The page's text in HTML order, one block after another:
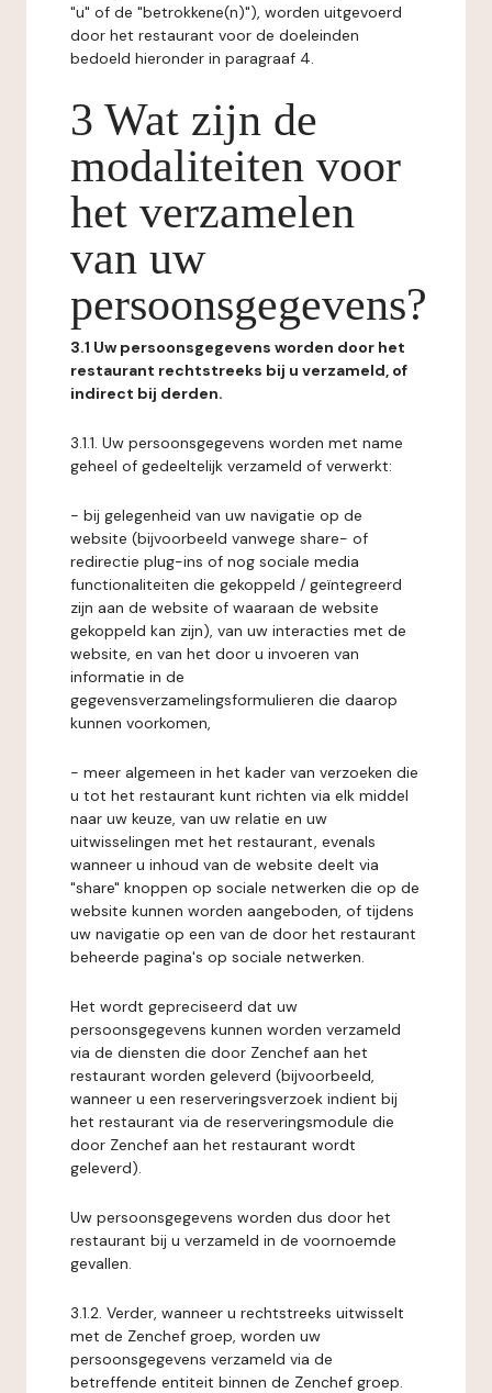
"u" of de "betrokkene(n)"), worden uitgevoerd
door het restaurant voor de doeleinden
bedoeld hieronder in paragraaf 4.
3 Wat zijn de
modaliteiten voor
het verzamelen
van uw
persoonsgegevens?
3.1 Uw persoonsgegevens worden door het
restaurant rechtstreeks bij u verzameld, of
indirect bij derden.
3.1.1. Uw persoonsgegevens worden met name
geheel of gedeeltelijk verzameld of verwerkt:
- bij gelegenheid van uw navigatie op de
website (bijvoorbeeld vanwege share- of
redirectie plug-ins of nog sociale media
functionaliteiten die gekoppeld / geïntegreerd
zijn aan de website of waaraan de website
gekoppeld kan zijn), van uw interacties met de
website, en van het door u invoeren van
informatie in de
gegevensverzamelingsformulieren die daarop
kunnen voorkomen,
- meer algemeen in het kader van verzoeken die
u tot het restaurant kunt richten via elk middel
naar uw keuze, van uw relatie en uw
uitwisselingen met het restaurant, evenals
wanneer u inhoud van de website deelt via
"share" knoppen op sociale netwerken die op de
website kunnen worden aangeboden, of tijdens
uw navigatie op een van de door het restaurant
beheerde pagina's op sociale netwerken.
Het wordt gepreciseerd dat uw
persoonsgegevens kunnen worden verzameld
via de diensten die door Zenchef aan het
restaurant worden geleverd (bijvoorbeeld,
wanneer u een reserveringsverzoek indient bij
het restaurant via de reserveringsmodule die
door Zenchef aan het restaurant wordt
geleverd).
Uw persoonsgegevens worden dus door het
restaurant bij u verzameld in de voornoemde
gevallen.
3.1.2. Verder, wanneer u rechtstreeks uitwisselt
met de Zenchef groep, worden uw
persoonsgegevens verzameld via de
betreffende entiteit binnen de Zenchef groep.